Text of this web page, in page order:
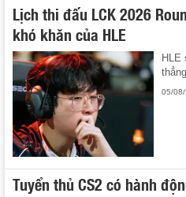
Lịch thi đấu LCK 2026
khó khăn của HLE
HLE
05/
Tuyển thủ CS2 có hành